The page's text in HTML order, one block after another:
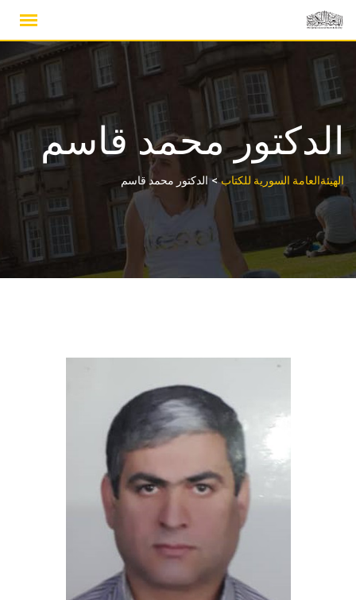
الدكتور محمد قاسم
الهيئةالعامة السورية للكتاب>الدكتور محمد قاسم